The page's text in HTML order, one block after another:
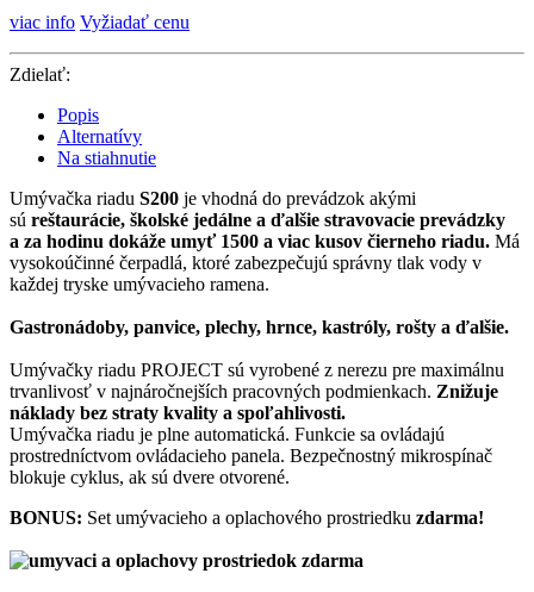
viac info Vyžiadať cenu
Zdielať:
Popis
Alternatívy
Na stiahnutie
Umývačka riadu S200 je vhodná do prevádzok akými
sú reštaurácie, školské jedálne a ďalšie stravovacie prevádzky
a za hodinu dokáže umyť 1500 a viac kusov čierneho riadu. Má
vysokoúčinné čerpadlá, ktoré zabezpečujú správny tlak vody v
každej tryske umývacieho ramena.
Gastronádoby, panvice, plechy, hrnce, kastróly, rošty a ďalšie.
Umývačky riadu PROJECT sú vyrobené z nerezu pre maximálnu
trvanlivosť v najnáročnejších pracovných podmienkach. Znižuje
náklady bez straty kvality a spoľahlivosti.
Umývačka riadu je plne automatická. Funkcie sa ovládajú
prostredníctvom ovládacieho panela. Bezpečnostný mikrospínač
blokuje cyklus, ak sú dvere otvorené.
BONUS: Set umývacieho a oplachového prostriedku zdarma!